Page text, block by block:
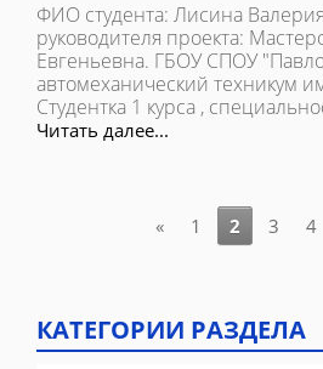
ФИО студента: Лисина
руководителя проекта:
Евгеньевна. ГБОУ СПОУ
автомеханический техникум
Студентка 1 курса ,
Читать далее...
« 1 2 3 4
КАТЕГОРИИ РАЗДЕЛА